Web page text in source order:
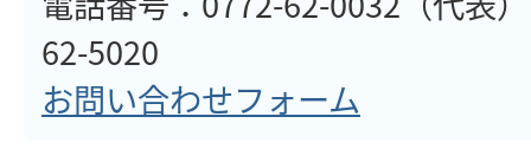
62-5020
お問い合わせフォーム